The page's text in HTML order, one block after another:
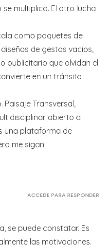
se multiplica. El otro lucha
como paquetes de
de gestos vacíos,
publicitario que olvidan el
en un tránsito
Transversal,
abierto a
una plataforma de
me sigan
se puede constatar. Es
las motivaciones.
ACCEDE PARA RESPONDER